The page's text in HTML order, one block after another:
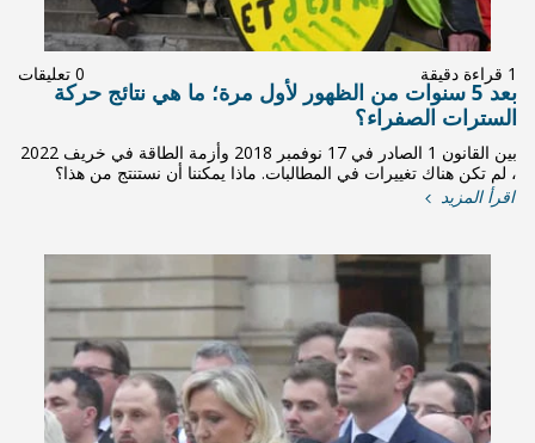
مرة؛ ما هي نتائج حركة
بين القانون 1 الصادر في 17 نوفمبر 2018 وأزمة الطاقة في خريف 2022
يمكننا أن نستنتج من هذا؟